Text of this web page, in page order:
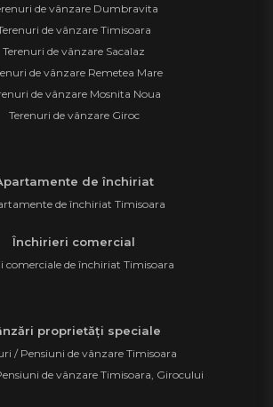
de vânzare Dumbravita
de vânzare Timisoara
Terenuri de vânzare Sacalaz
de vânzare Remetea Mare
de vânzare Mosnita Noua
Terenuri de vânzare Giroc
de închiriat
de închiriat Timisoara
Închirieri comercial
comerciale de închiriat Timisoara
proprietăți speciale
/ Pensiuni de vânzare Timisoara
de vânzare Timisoara, Girocului